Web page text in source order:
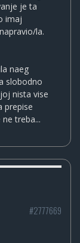
je ta
imaj
la.
naeg
slobodno
nista vise
prepise
treba...
#2777669